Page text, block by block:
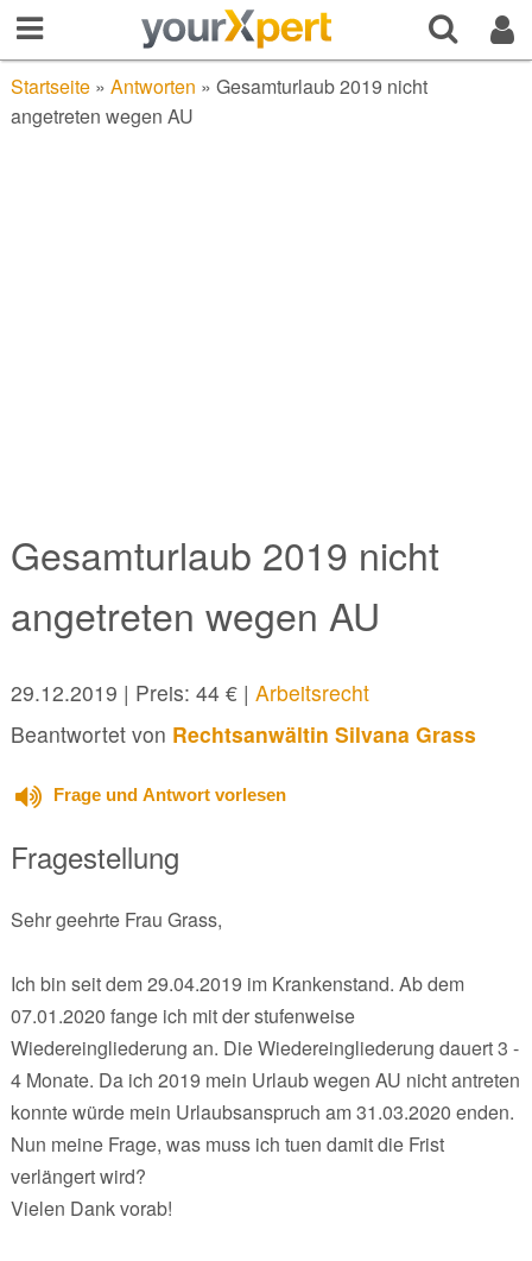
Startseite» Antworten » Gesamturlaub 2019 nicht
angetreten wegen AU
Gesamturlaub 2019 nicht
angetreten wegen AU
29.12.2019 | Preis: 44 € | Arbeitsrecht
Beantwortet von Rechtsanwältin Silvana Grass
Frage und Antwort vorlesen
Fragestellung
Sehr geehrte Frau Grass,
Ich bin seit dem 29.04.2019 im Krankenstand. Ab dem
07.01.2020 fange ich mit der stufenweise
Wiedereingliederung an. Die Wiedereingliederung dauert 3 -
4 Monate. Da ich 2019 mein Urlaub wegen AU nicht antreten
konnte würde mein Urlaubsanspruch am 31.03.2020 enden.
Nun meine Frage, was muss ich tuen damit die Frist
verlängert wird?
Vielen Dank vorab!